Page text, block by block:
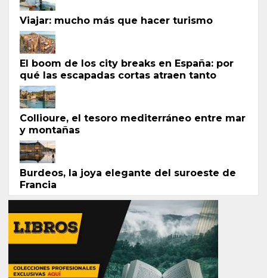
Viajar: mucho más que hacer turismo
El boom de los city breaks en España: por
qué las escapadas cortas atraen tanto
Collioure, el tesoro mediterráneo entre mar
y montañas
Burdeos, la joya elegante del suroeste de
Francia